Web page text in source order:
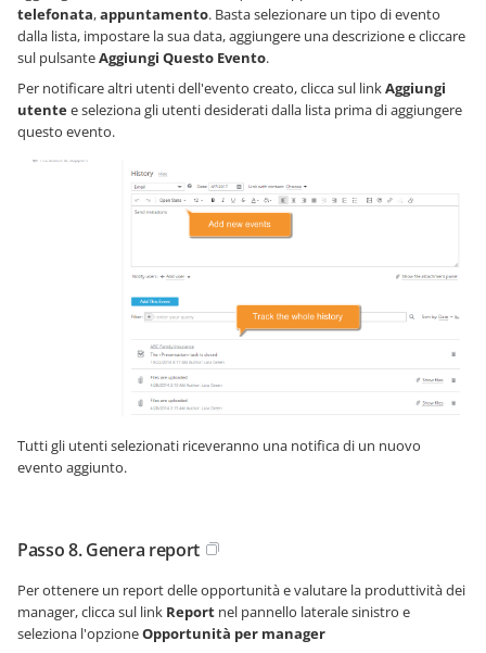
telefonata,appuntamento. Basta selezionare un tipo di evento
dalla lista, impostare la sua data, aggiungere una descrizione e cliccare
sul pulsanteAggiungi Questo Evento.
Per notificare altri utenti dell'evento creato, clicca sul linkAggiungi
utentee seleziona gli utenti desiderati dalla lista prima di aggiungere
questo evento.
Tutti gli utenti selezionati riceveranno una notifica di un nuovo
evento aggiunto.
Passo 8. Genera report
Per ottenere un report delle opportunità e valutare la produttività dei
manager, clicca sul link Report nel pannello laterale sinistro e
seleziona l'opzioneOpportunità per manager